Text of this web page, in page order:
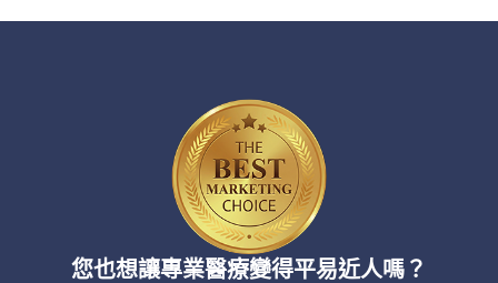
您也想讓專業醫療變得平易近人嗎？